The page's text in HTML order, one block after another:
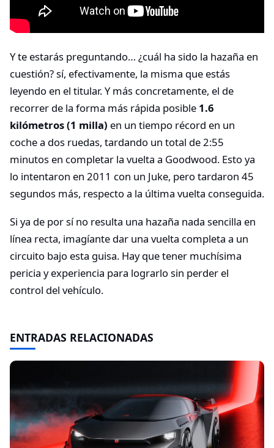
Y te estarás preguntando… ¿cuál ha sido la hazaña en
cuestión? sí, efectivamente, la misma que estás
leyendo en el titular. Y más concretamente, el de
recorrer de la forma más rápida posible 1.6
kilómetros (1 milla) en un tiempo récord en un
coche a dos ruedas, tardando un total de 2:55
minutos en completar la vuelta a Goodwood. Esto ya
lo intentaron en 2011 con un Juke, pero tardaron 45
segundos más, respecto a la última vuelta conseguida.
Si ya de por sí no resulta una hazaña nada sencilla en
línea recta, imagíante dar una vuelta completa a un
circuito bajo esta guisa. Hay que tener muchísima
pericia y experiencia para lograrlo sin perder el
control del vehículo.
ENTRADAS RELACIONADAS